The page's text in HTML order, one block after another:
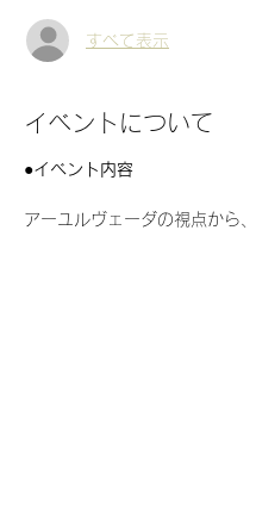
すべて表示
イベントについて
●イベント内容
アーユルヴェーダの視点から、